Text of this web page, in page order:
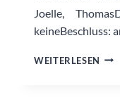
Joelle,
keineBeschluss:
WEITERLESEN